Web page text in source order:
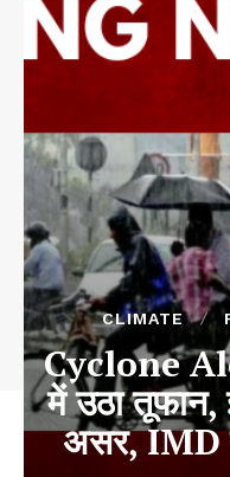
CLIMATE
Cyclone
में उठा तूफान,
असर, IMD